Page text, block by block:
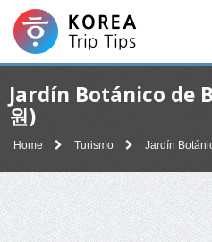
Jardín Botánico de
원)
Home Turismo Jardín